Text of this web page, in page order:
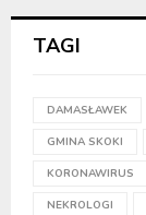
TAGI
DAMASŁAWEK
GMINA SKOKI
KORONAWIRUS
NEKROLOGI